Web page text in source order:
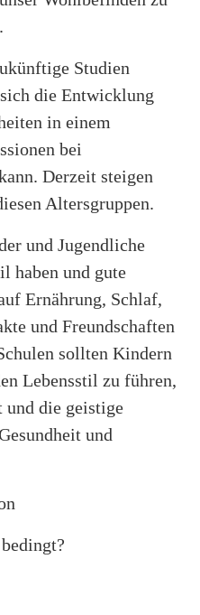
Studien
die Entwicklung
in einem
bei
Derzeit steigen
Altersgruppen.
und Jugendliche
haben und gute
Ernährung, Schlaf,
und Freundschaften
sollten Kindern
Lebensstil zu führen,
und die geistige
und